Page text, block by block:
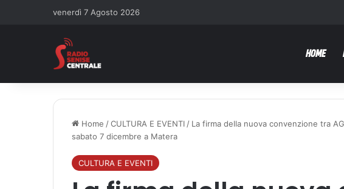
venerdì 7 Agosto 2026
HOME
Home /CULTURA E EVENTI / La firma della nuova convenzione tra
sabato 7 dicembre a Matera
CULTURA E EVENTI